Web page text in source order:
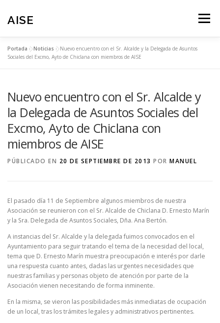
contenido
AISE Menú
NOTICIAS PROGRAMAS TRANSPARENCIA
COLABORA
ACCEDER/SALIR PAGINA PRINCIPAL
Portada »Noticias »Nuevo encuentro con el Sr. Alcalde y la Delegada de Asuntos
Sociales del Excmo, Ayto de Chiclana con miembros de AISE
Nuevo encuentro con el Sr. Alcalde y
la Delegada de Asuntos Sociales del
Excmo, Ayto de Chiclana con
miembros de AISE
PÚBLICADO EN 20 DE SEPTIEMBRE DE 2013 POR MANUEL
El pasado día 11 de Septiembre algunos miembros de nuestra
Asociación se reunieron con el Sr. Alcalde de Chiclana D. Ernesto Marín
y la Sra. Delegada de Asuntos Sociales, Dña. Ana Bertón.
A instancias del Sr. Alcalde y la delegada fuimos convocados en el
Ayuntamiento para seguir tratando el tema de la necesidad del local,
tema que D. Ernesto Marín muestra preocupación e interés por darle
una respuesta cuanto antes, dadas las urgentes necesidades que
nuestras familias y personas objeto de atención por parte de la
Asociación vienen necesitando de forma inminente.
En la misma, se vieron las posibilidades más inmediatas de ocupación
de un local, tras los trámites legales y administrativos pertinentes.